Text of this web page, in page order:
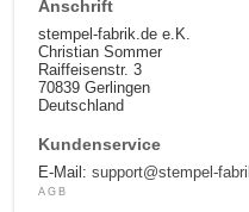
Anschrift
stempel-fabrik.de e.K.
Christian Sommer
Raiffeisenstr. 3
70839 Gerlingen
Deutschland
Kundenservice
E-Mail:support@stempel-
AGB